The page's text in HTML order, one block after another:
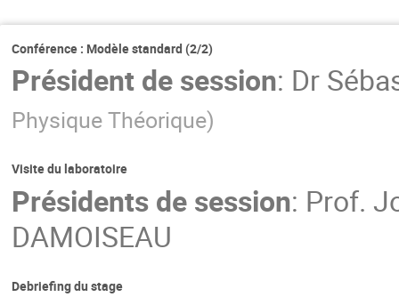
Conférence : Modèle standard (2/2)
Président de session: Dr
Physique Théorique)
Visite du laboratoire
Présidents de session: Prof.
DAMOISEAU
Debriefing du stage